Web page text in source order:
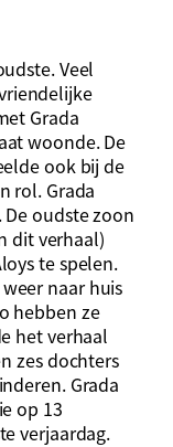
Veel
Grada
woonde. De
ook bij de
rol. Grada
oudste zoon
dit verhaal)
te spelen.
naar huis
hebben ze
het verhaal
zes dochters
Grada
op 13
verjaardag.